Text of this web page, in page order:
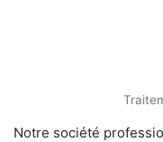
Notre société